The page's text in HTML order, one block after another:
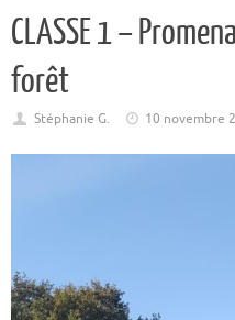
CLASSE 1 –
forêt
Stéphanie G. 10 novembre